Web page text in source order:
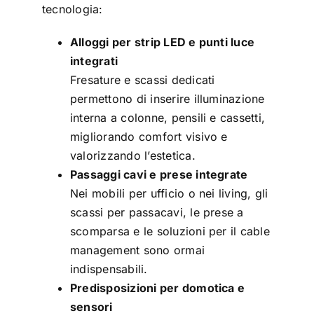
tecnologia:
Alloggi per strip LED e punti luce
integrati
Fresature e scassi dedicati
permettono di inserire illuminazione
interna a colonne, pensili e cassetti,
migliorando comfort visivo e
valorizzando l’estetica.
Passaggi cavi e prese integrate
Nei mobili per ufficio o nei living, gli
scassi per passacavi, le prese a
scomparsa e le soluzioni per il cable
management sono ormai
indispensabili.
Predisposizioni per domotica e
sensori